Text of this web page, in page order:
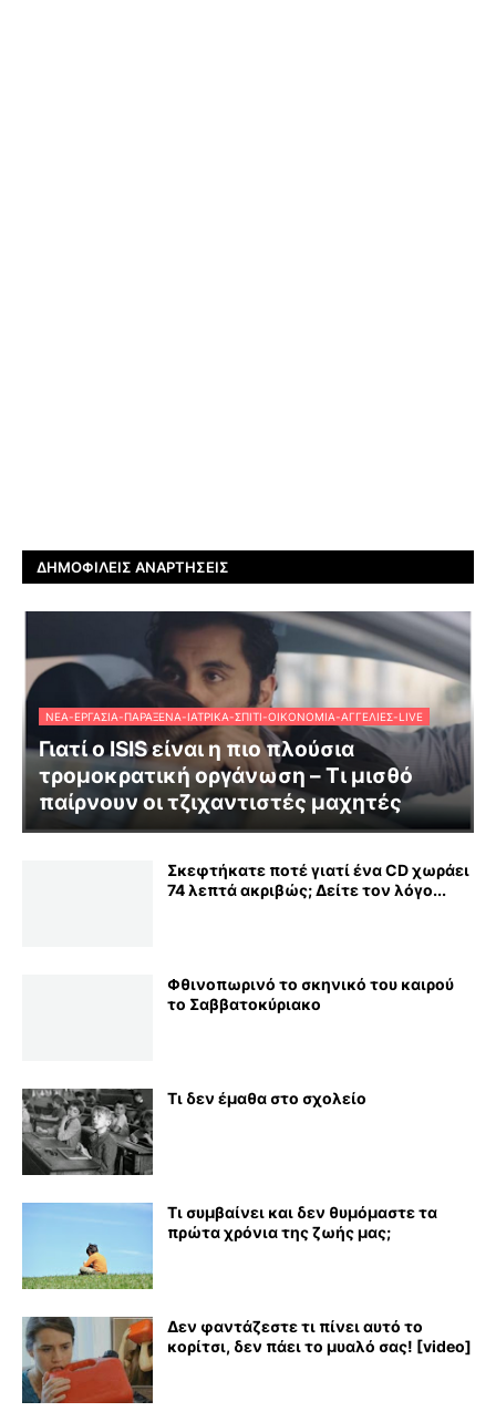
ΔΗΜΟΦΙΛΕΊΣ ΑΝΑΡΤΉΣΕΙΣ
ΝΈΑ-ΕΡΓΑΣΊΑ-ΠΑΡΆΞΕΝΑ-ΙΑΤΡΙΚΆ-ΣΠΊΤΙ-ΟΙΚΟΝΟΜΊΑ-ΑΓΓΕΛΊΕΣ-LIVE
Γιατί ο ISIS είναι η πιο πλούσια
τρομοκρατική οργάνωση – Τι μισθό
παίρνουν οι τζιχαντιστές μαχητές
Σκεφτήκατε ποτέ γιατί ένα CD χωράει
74 λεπτά ακριβώς; Δείτε τον λόγο...
Φθινοπωρινό το σκηνικό του καιρού
το Σαββατοκύριακο
Τι δεν έμαθα στο σχολείο
Τι συμβαίνει και δεν θυμόμαστε τα
πρώτα χρόνια της ζωής μας;
Δεν φαντάζεστε τι πίνει αυτό το
κορίτσι, δεν πάει το μυαλό σας! [video]